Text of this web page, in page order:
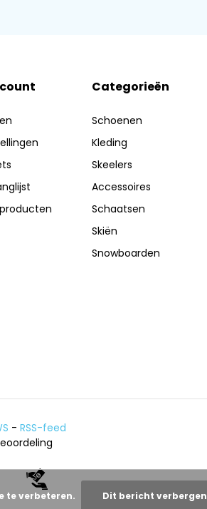
Categorieën
Schoenen
Kleding
Skeelers
Accessoires
Schaatsen
Skiën
Snowboarden
-RSS-feed
te verbeteren. Dit bericht verbergen